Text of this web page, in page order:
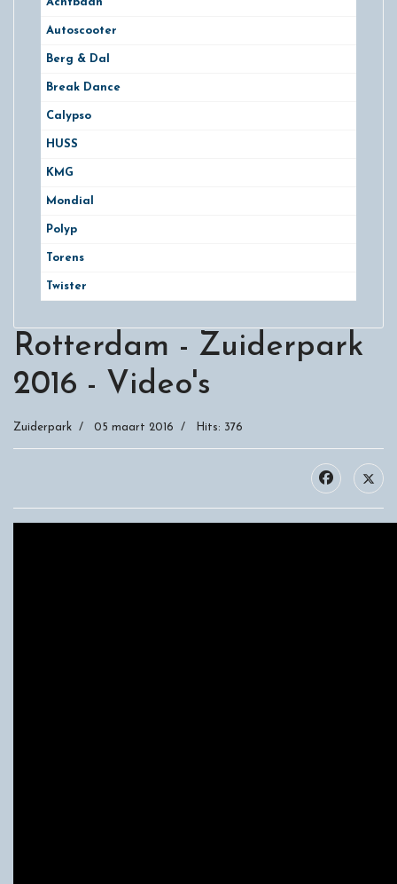
Autoscooter
Berg & Dal
Break Dance
Calypso
HUSS
KMG
Mondial
Polyp
Torens
Twister
Rotterdam - Zuiderpark
2016 - Video's
Zuiderpark 05 maart 2016 Hits: 376